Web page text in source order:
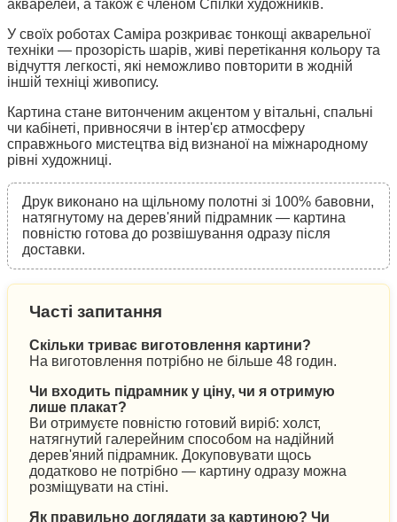
акварелей, а також є членом Спілки художників.
У своїх роботах Саміра розкриває тонкощі акварельної
техніки — прозорість шарів, живі перетікання кольору та
відчуття легкості, які неможливо повторити в жодній
іншій техніці живопису.
Картина стане витонченим акцентом у вітальні, спальні
чи кабінеті, привносячи в інтер'єр атмосферу
справжнього мистецтва від визнаної на міжнародному
рівні художниці.
Друк виконано на щільному полотні зі 100% бавовни,
натягнутому на дерев'яний підрамник — картина
повністю готова до розвішування одразу після
доставки.
Часті запитання
Скільки триває виготовлення картини?
На виготовлення потрібно не більше 48 годин.
Чи входить підрамник у ціну, чи я отримую
лише плакат?
Ви отримуєте повністю готовий виріб: холст,
натягнутий галерейним способом на надійний
дерев'яний підрамник. Докуповувати щось
додатково не потрібно — картину одразу можна
розміщувати на стіні.
Як правильно доглядати за картиною? Чи